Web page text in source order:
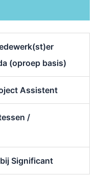
(oproep basis)
Assistent
/
Significant